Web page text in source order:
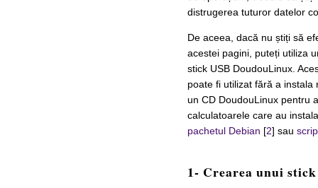
distrugerea tuturor datelor
De aceea, dacă nu știți să
acestei pagini, puteți utiliza
stick USB DoudouLinux.
poate fi utilizat fără a
un CD DoudouLinux pentru
calculatoarele care au
pachetul Debian [2] sau
1- Crearea unui